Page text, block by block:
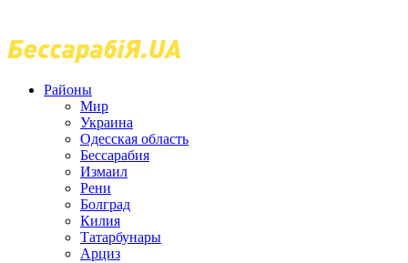
Районы
Мир
Украина
Одесская область
Бессарабия
Измаил
Рени
Болград
Килия
Татарбунары
Арциз